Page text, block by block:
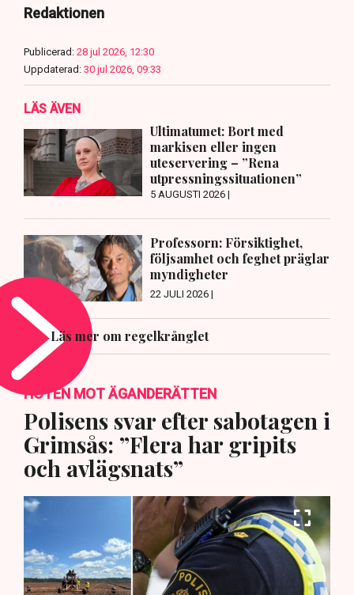
Redaktionen
Publicerad: 28 jul 2026, 12:30
Uppdaterad: 30 jul 2026, 09:33
LÄS ÄVEN
Ultimatumet: Bort med
markisen eller ingen
uteservering – ”Rena
utpressningssituationen”
5 AUGUSTI 2026 |
Professorn: Försiktighet,
följsamhet och feghet präglar
myndigheter
22 JULI 2026 |
Läs mer om regelkrånglet
HOTEN MOT ÄGANDERÄTTEN
Polisens svar efter sabotagen i
Grimsås: ”Flera har gripits
och avlägsnats”